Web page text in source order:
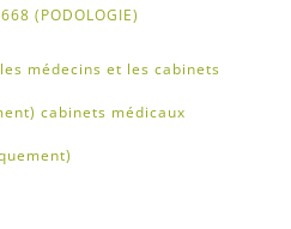
(PODOLOGIE)
médecins et les cabinets
cabinets médicaux